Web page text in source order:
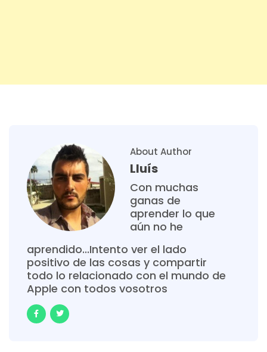
About Author
Lluís
Con muchas
ganas de
aprender lo que
aún no he
aprendido...Intento ver el lado
positivo de las cosas y compartir
todo lo relacionado con el mundo de
Apple con todos vosotros